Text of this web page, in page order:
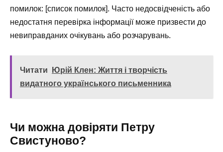
помилок: [список помилок]. Часто недосвідченість або
недостатня перевірка інформації може призвести до
невиправданих очікувань або розчарувань.
Читати
Юрій Клен: Життя і творчість
видатного українського письменника
Чи можна довіряти Петру
Свистуново?